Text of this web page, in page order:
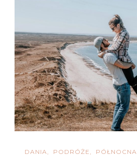
DANIA PODRÓŻE